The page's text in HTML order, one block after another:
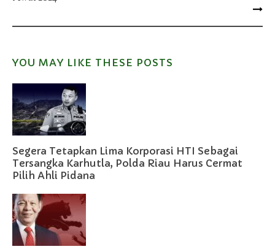
YOU MAY LIKE THESE POSTS
Segera Tetapkan Lima Korporasi HTI Sebagai
Tersangka Karhutla, Polda Riau Harus Cermat
Pilih Ahli Pidana